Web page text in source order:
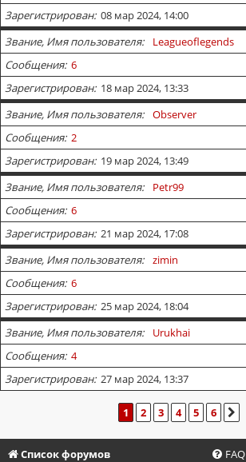
Зарегистрирован 08 мар 2024, 14:00
Звание, Имя пользователя
Leagueoflegends
Сообщения 6
Зарегистрирован 18 мар 2024, 13:33
Звание, Имя пользователя
Observer
Сообщения 2
Зарегистрирован 19 мар 2024, 13:49
Звание, Имя пользователя
Petr99
Сообщения 6
Зарегистрирован 21 мар 2024, 17:08
Звание, Имя пользователя
zimin
Сообщения 6
Зарегистрирован 25 мар 2024, 18:04
Звание, Имя пользователя
Urukhai
Сообщения 4
Зарегистрирован 27 мар 2024, 13:37
1 2 3 4 5 6
Список форумов FAQ